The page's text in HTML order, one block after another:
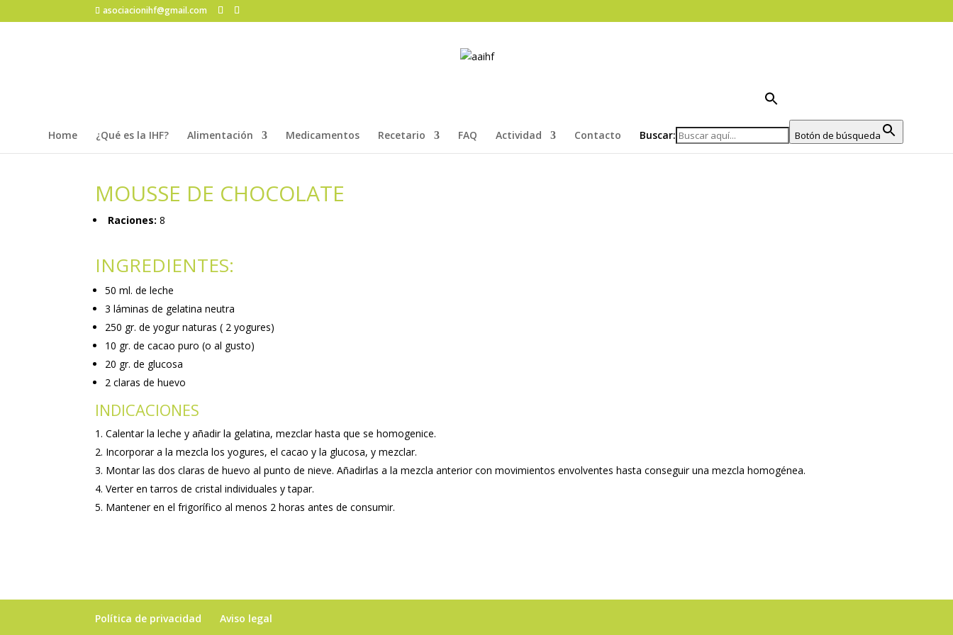
asociacionihf@gmail.com
Home ¿Qué es la IHF? Alimentación Medicamentos Recetario FAQ Actividad Contacto Buscar: Botón de búsqueda
MOUSSE DE CHOCOLATE
Raciones: 8
INGREDIENTES:
50 ml. de leche
3 láminas de gelatina neutra
250 gr. de yogur naturas ( 2 yogures)
10 gr. de cacao puro (o al gusto)
20 gr. de glucosa
2 claras de huevo
INDICACIONES
Calentar la leche y añadir la gelatina, mezclar hasta que se homogenice.
Incorporar a la mezcla los yogures, el cacao y la glucosa, y mezclar.
Montar las dos claras de huevo al punto de nieve. Añadirlas a la mezcla anterior con movimientos envolventes hasta conseguir una mezcla homogénea.
Verter en tarros de cristal individuales y tapar.
Mantener en el frigorífico al menos 2 horas antes de consumir.
Política de privacidad Aviso legal